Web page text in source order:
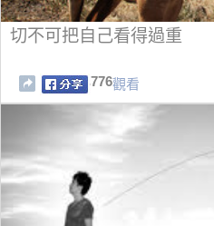
切不可把自己看得過重
776觀看